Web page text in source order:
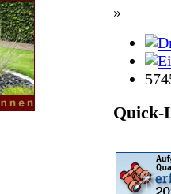
»
Quick-